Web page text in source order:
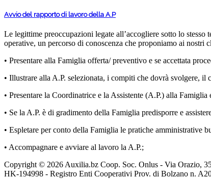
Avvio del rapporto di lavoro della A.P
Le legittime preoccupazioni legate all’accogliere sotto lo stesso
operative, un percorso di conoscenza che proponiamo ai nostri
• Presentare alla Famiglia offerta/ preventivo e se accettata
• Illustrare alla A.P. selezionata, i compiti che dovrà svolgere,
• Presentare la Coordinatrice e la Assistente (A.P.) alla Famiglia
• Se la A.P. è di gradimento della Famiglia predisporre e
• Espletare per conto della Famiglia le pratiche amministrative
• Accompagnare e avviare al lavoro la A.P.;
Copyright © 2026 Auxilia.bz Coop. Soc. Onlus - Via Orazio,
HK-194998 - Registro Enti Cooperativi Prov. di Bolzano n.